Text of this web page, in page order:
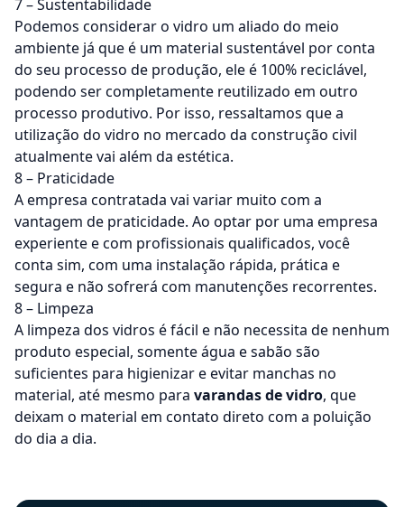
7 – Sustentabilidade
Podemos considerar o vidro um aliado do meio
ambiente já que é um material sustentável por conta
do seu processo de produção, ele é 100% reciclável,
podendo ser completamente reutilizado em outro
processo produtivo. Por isso, ressaltamos que a
utilização do vidro no mercado da construção civil
atualmente vai além da estética.
8 – Praticidade
A empresa contratada vai variar muito com a
vantagem de praticidade. Ao optar por uma empresa
experiente e com profissionais qualificados, você
conta sim, com uma instalação rápida, prática e
segura e não sofrerá com manutenções recorrentes.
8 – Limpeza
A limpeza dos vidros é fácil e não necessita de nenhum
produto especial, somente água e sabão são
suficientes para higienizar e evitar manchas no
material, até mesmo para varandas de vidro, que
deixam o material em contato direto com a poluição
do dia a dia.